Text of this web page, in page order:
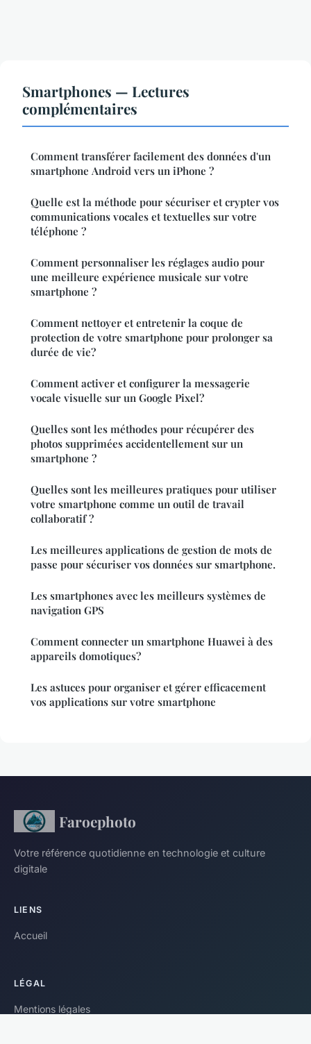
Smartphones — Lectures
complémentaires
Comment transférer facilement des données d'un
smartphone Android vers un iPhone ?
Quelle est la méthode pour sécuriser et crypter vos
communications vocales et textuelles sur votre
téléphone ?
Comment personnaliser les réglages audio pour
une meilleure expérience musicale sur votre
smartphone ?
Comment nettoyer et entretenir la coque de
protection de votre smartphone pour prolonger sa
durée de vie?
Comment activer et configurer la messagerie
vocale visuelle sur un Google Pixel?
Quelles sont les méthodes pour récupérer des
photos supprimées accidentellement sur un
smartphone ?
Quelles sont les meilleures pratiques pour utiliser
votre smartphone comme un outil de travail
collaboratif ?
Les meilleures applications de gestion de mots de
passe pour sécuriser vos données sur smartphone.
Les smartphones avec les meilleurs systèmes de
navigation GPS
Comment connecter un smartphone Huawei à des
appareils domotiques?
Les astuces pour organiser et gérer efficacement
vos applications sur votre smartphone
Faroephoto
Votre référence quotidienne en technologie et culture
digitale
LIENS
Accueil
LÉGAL
Mentions légales